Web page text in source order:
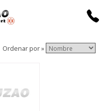
Ordenar por »